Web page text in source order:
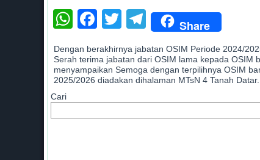
WhatsApp
Facebook
Twitter
Telegram
Share
Dengan berakhirnya jabatan OSIM Periode 2024/
Serah terima jabatan dari OSIM lama kepada OSIM
menyampaikan Semoga dengan terpilihnya OSIM
2025/2026 diadakan dihalaman MTsN 4 Tanah Datar.
Cari